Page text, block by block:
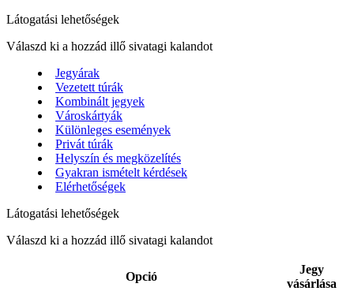
Látogatási lehetőségek
Válaszd ki a hozzád illő sivatagi kalandot
Jegyárak
Vezetett túrák
Kombinált jegyek
Városkártyák
Különleges események
Privát túrák
Helyszín és megközelítés
Gyakran ismételt kérdések
Elérhetőségek
Látogatási lehetőségek
Válaszd ki a hozzád illő sivatagi kalandot
Opció
Jegy
vásárlása